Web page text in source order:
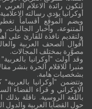
لتكون رائدة الاعلام
أوكرانيا يؤدي رسالته
ويضم الموقع أقساماً تغطي:
المتنوعة، وأخبار
ولتقديم نافذة للقارئ على
أقوال الصحف العربية
مصوَّرة بمختلف المجالات.
وقد أولت "أوكرانيا
منبرا للاقلام الحرة بنشر
بشخصيات هامة.
وتتضمن "أوكرانيا
الاوكراني و قراء الفضاء
باللغة الروسية. ناقلة بذلك
حول القضايا العربية والدول